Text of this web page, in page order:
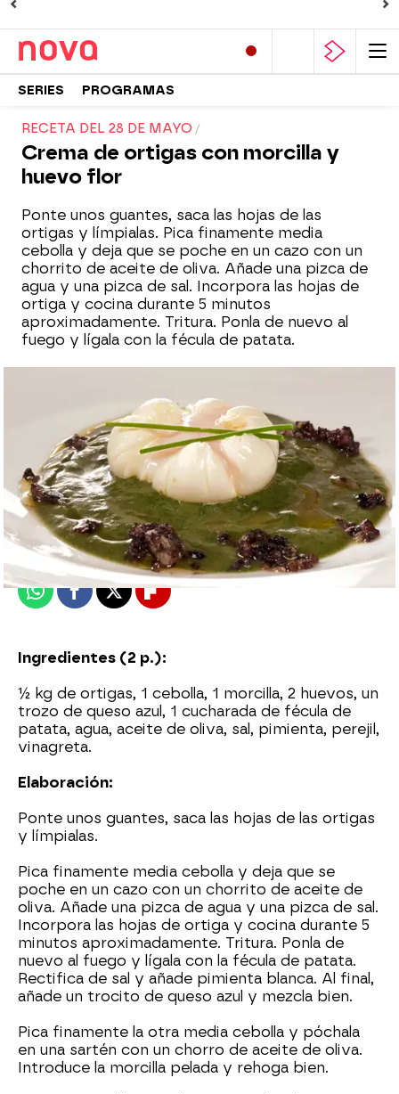
SERIES PROGRAMAS
RECETA DEL 28 DE MAYO
Crema de ortigas con morcilla y
huevo flor
Ponte unos guantes, saca las hojas de las
ortigas y límpialas. Pica finamente media
cebolla y deja que se poche en un cazo con un
chorrito de aceite de oliva. Añade una pizca de
agua y una pizca de sal. Incorpora las hojas de
ortiga y cocina durante 5 minutos
aproximadamente. Tritura. Ponla de nuevo al
fuego y lígala con la fécula de patata.
Nova
Madrid
Publicado: 28 de mayo de 2015, 10:43
WhatsappFacebook
X Flipboard
Ingredientes (2 p.):
½ kg de ortigas, 1 cebolla, 1 morcilla, 2 huevos, un
trozo de queso azul, 1 cucharada de fécula de
patata, agua, aceite de oliva, sal, pimienta, perejil,
vinagreta.
Elaboración:
Ponte unos guantes, saca las hojas de las ortigas
y límpialas.
Pica finamente media cebolla y deja que se
poche en un cazo con un chorrito de aceite de
oliva. Añade una pizca de agua y una pizca de sal.
Incorpora las hojas de ortiga y cocina durante 5
minutos aproximadamente. Tritura. Ponla de
nuevo al fuego y lígala con la fécula de patata.
Rectifica de sal y añade pimienta blanca. Al final,
añade un trocito de queso azul y mezcla bien.
Pica finamente la otra media cebolla y póchala
en una sartén con un chorro de aceite de oliva.
Introduce la morcilla pelada y rehoga bien.